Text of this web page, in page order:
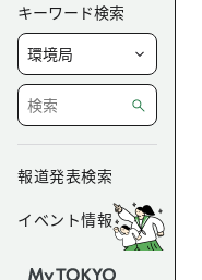
キーワード検索
報道発表検索
イベント情報